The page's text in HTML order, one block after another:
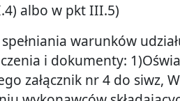
albo w pkt III.5)
warunków
i dokumenty:
załącznik nr 4 do siwz,